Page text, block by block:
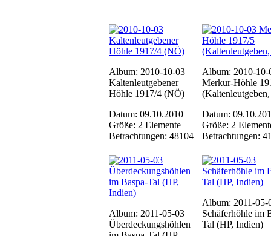
Album: 2010-10-03
Kaltenleutgebener
Höhle 1917/4 (NÖ)
Datum: 09.10.2010
Größe: 2 Elemente
Betrachtungen: 48104
Album: 2010-10-
Merkur-Höhle
Datum:
Größe: 2
Betrachtungen:
Album: 2011-05-03
Überdeckungshöhlen
Album: 2011-05-
Schäferhöhle im
Tal (HP, Indien)